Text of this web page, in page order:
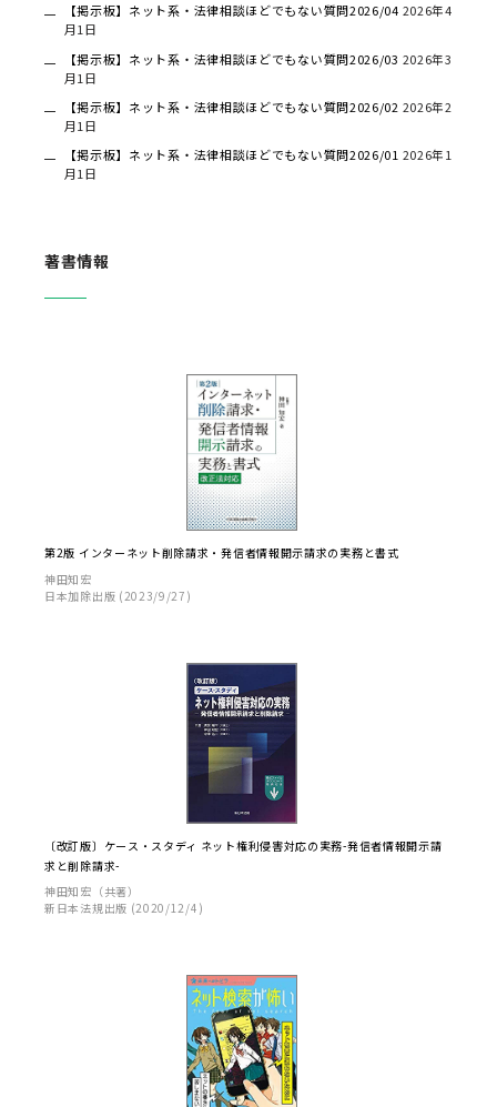
【掲示板】ネット系・法律相談ほどでもない質問2026/04 2026年4
月1日
【掲示板】ネット系・法律相談ほどでもない質問2026/03 2026年3
月1日
【掲示板】ネット系・法律相談ほどでもない質問2026/02 2026年2
月1日
【掲示板】ネット系・法律相談ほどでもない質問2026/01 2026年1
月1日
著書情報
第2版 インターネット削除請求・発信者情報開示請求の実務と書式
神田知宏
日本加除出版 (2023/9/27)
〔改訂版〕ケース・スタディ ネット権利侵害対応の実務-発信者情報開示請
求と削除請求-
神田知宏（共著）
新日本法規出版 (2020/12/4)